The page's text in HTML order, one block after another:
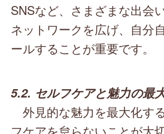
SNSなど、さまざまな出会
ネットワークを広げ、自分
ールすることが重要です。
5.2. セルフケアと魅力の最
外見的な魅力を最大化す
フケアを怠らないことが大